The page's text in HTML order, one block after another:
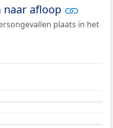
naar afloop
plaats in het